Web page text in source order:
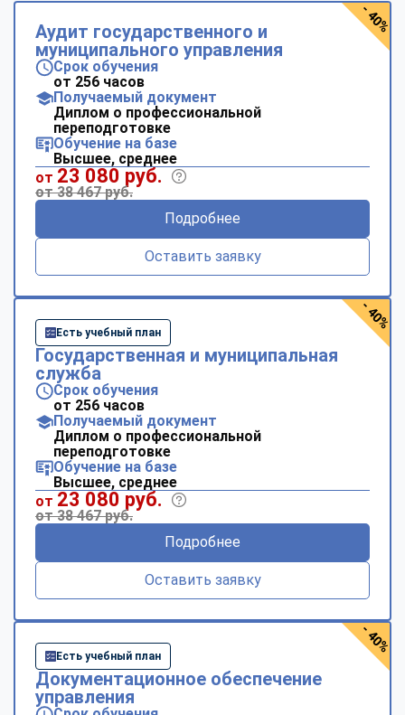
Аудит государственного и
муниципального управления
Срок обучения
от 256 часов
Получаемый документ
Диплом о профессиональной
переподготовке
Обучение на базе
Высшее, среднее
от 23 080 руб.
от 38 467 руб.
Подробнее
Оставить заявку
- 40%
Есть учебный план
Государственная и муниципальная
служба
Срок обучения
от 256 часов
Получаемый документ
Диплом о профессиональной
переподготовке
Обучение на базе
Высшее, среднее
от 23 080 руб.
от 38 467 руб.
Подробнее
Оставить заявку
- 40%
Есть учебный план
Документационное обеспечение
управления
- 40%